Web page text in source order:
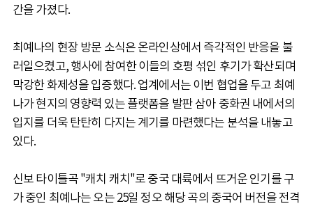
간을 가졌다.
최예나의 현장 방문 소식은 온라인상에서 즉각적인 반응을 불
러일으켰고, 행사에 참여한 이들의 호평 섞인 후기가 확산되며
막강한 화제성을 입증했다. 업계에서는 이번 협업을 두고 최예
나가 현지의 영향력 있는 플랫폼을 발판 삼아 중화권 내에서의
입지를 더욱 탄탄히 다지는 계기를 마련했다는 분석을 내놓고
있다.
신보 타이틀곡 "캐치 캐치"로 중국 대륙에서 뜨거운 인기를 구
가 중인 최예나는 오는 25일 정오 해당 곡의 중국어 버전을 전격